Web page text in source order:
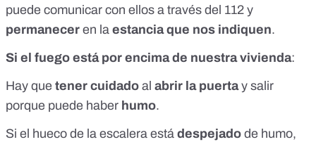
puede comunicar con ellos a través del 112 y
permanecer en la estancia que nos indiquen.
Si el fuego está por encima de nuestra vivienda:
Hay que tener cuidado al abrir la puertay salir
porque puede haber humo.
Si el hueco de la escalera está despejado de humo,